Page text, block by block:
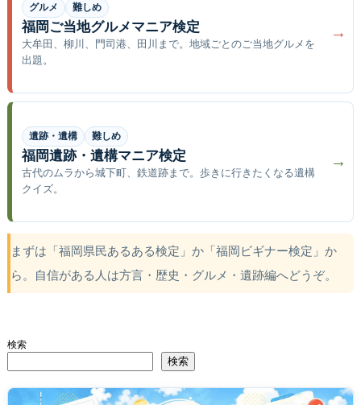
グルメ 難しめ
福岡ご当地グルメマニア検定
大牟田、柳川、門司港、田川まで。地域ごとのご当地グルメを
出題。
→
遺跡・遺構 難しめ
福岡遺跡・遺構マニア検定
古代のムラから城下町、鉄道跡まで。歩きに行きたくなる遺構
クイズ。
→
まずは「福岡県民あるある検定」か「福岡ビギナー検定」か
ら。自信がある人は方言・歴史・グルメ・遺跡編へどうぞ。
検索
検索